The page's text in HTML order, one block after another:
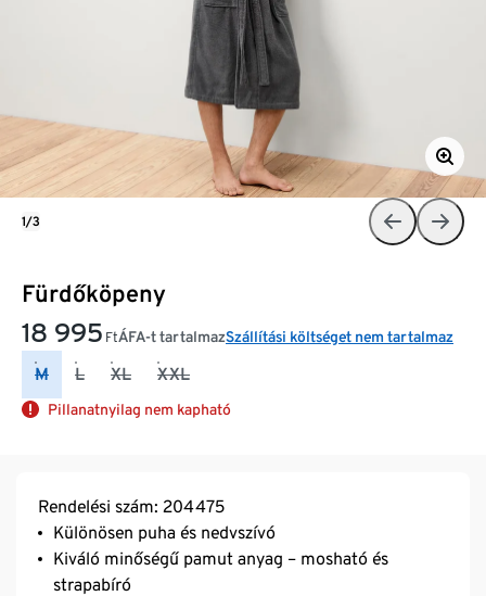
Fürdőköpeny
18 995 FtÁFA-t tartalmazSzállítási költséget nem tartalmaz
M L XL XXL
Pillanatnyilag nem kapható
1/3
Rendelési szám: 204475
Különösen puha és nedvszívó
Kiváló minőségű pamut anyag – mosható és
strapabíró